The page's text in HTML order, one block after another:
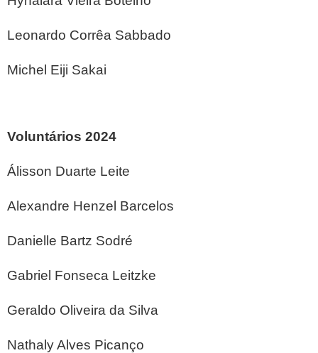
Leonardo Corrêa Sabbado
Michel Eiji Sakai
Voluntários 2024
Álisson Duarte Leite
Alexandre Henzel Barcelos
Danielle Bartz Sodré
Gabriel Fonseca Leitzke
Geraldo Oliveira da Silva
Nathaly Alves Picanço